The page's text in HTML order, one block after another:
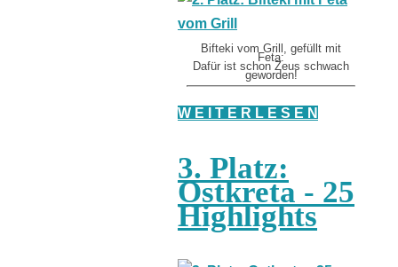
Bifteki vom Grill, gefüllt mit
Feta:
Dafür ist schon Zeus schwach
geworden!
W E I T E R L E S E N
3. Platz:
Ostkreta - 25
Highlights